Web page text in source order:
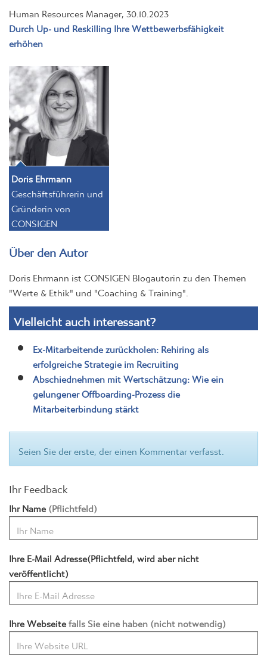
Human Resources Manager, 30.10.2023
Durch Up- und Reskilling Ihre Wettbewerbsfähigkeit
erhöhen
Doris Ehrmann
Geschäftsführerin und
Gründerin von
CONSIGEN
Über den Autor
Doris Ehrmann ist CONSIGEN Blogautorin zu den Themen
"Werte & Ethik" und "Coaching & Training".
Vielleicht auch interessant?
Ex-Mitarbeitende zurückholen: Rehiring als
erfolgreiche Strategie im Recruiting
Abschiednehmen mit Wertschätzung: Wie ein
gelungener Offboarding-Prozess die
Mitarbeiterbindung stärkt
Seien Sie der erste, der einen Kommentar verfasst.
Ihr Feedback
Ihr Name(Pflichtfeld)
Ihre E-Mail Adresse(Pflichtfeld, wird aber nicht
veröffentlicht)
Ihre Webseitefalls Sie eine haben (nicht notwendig)